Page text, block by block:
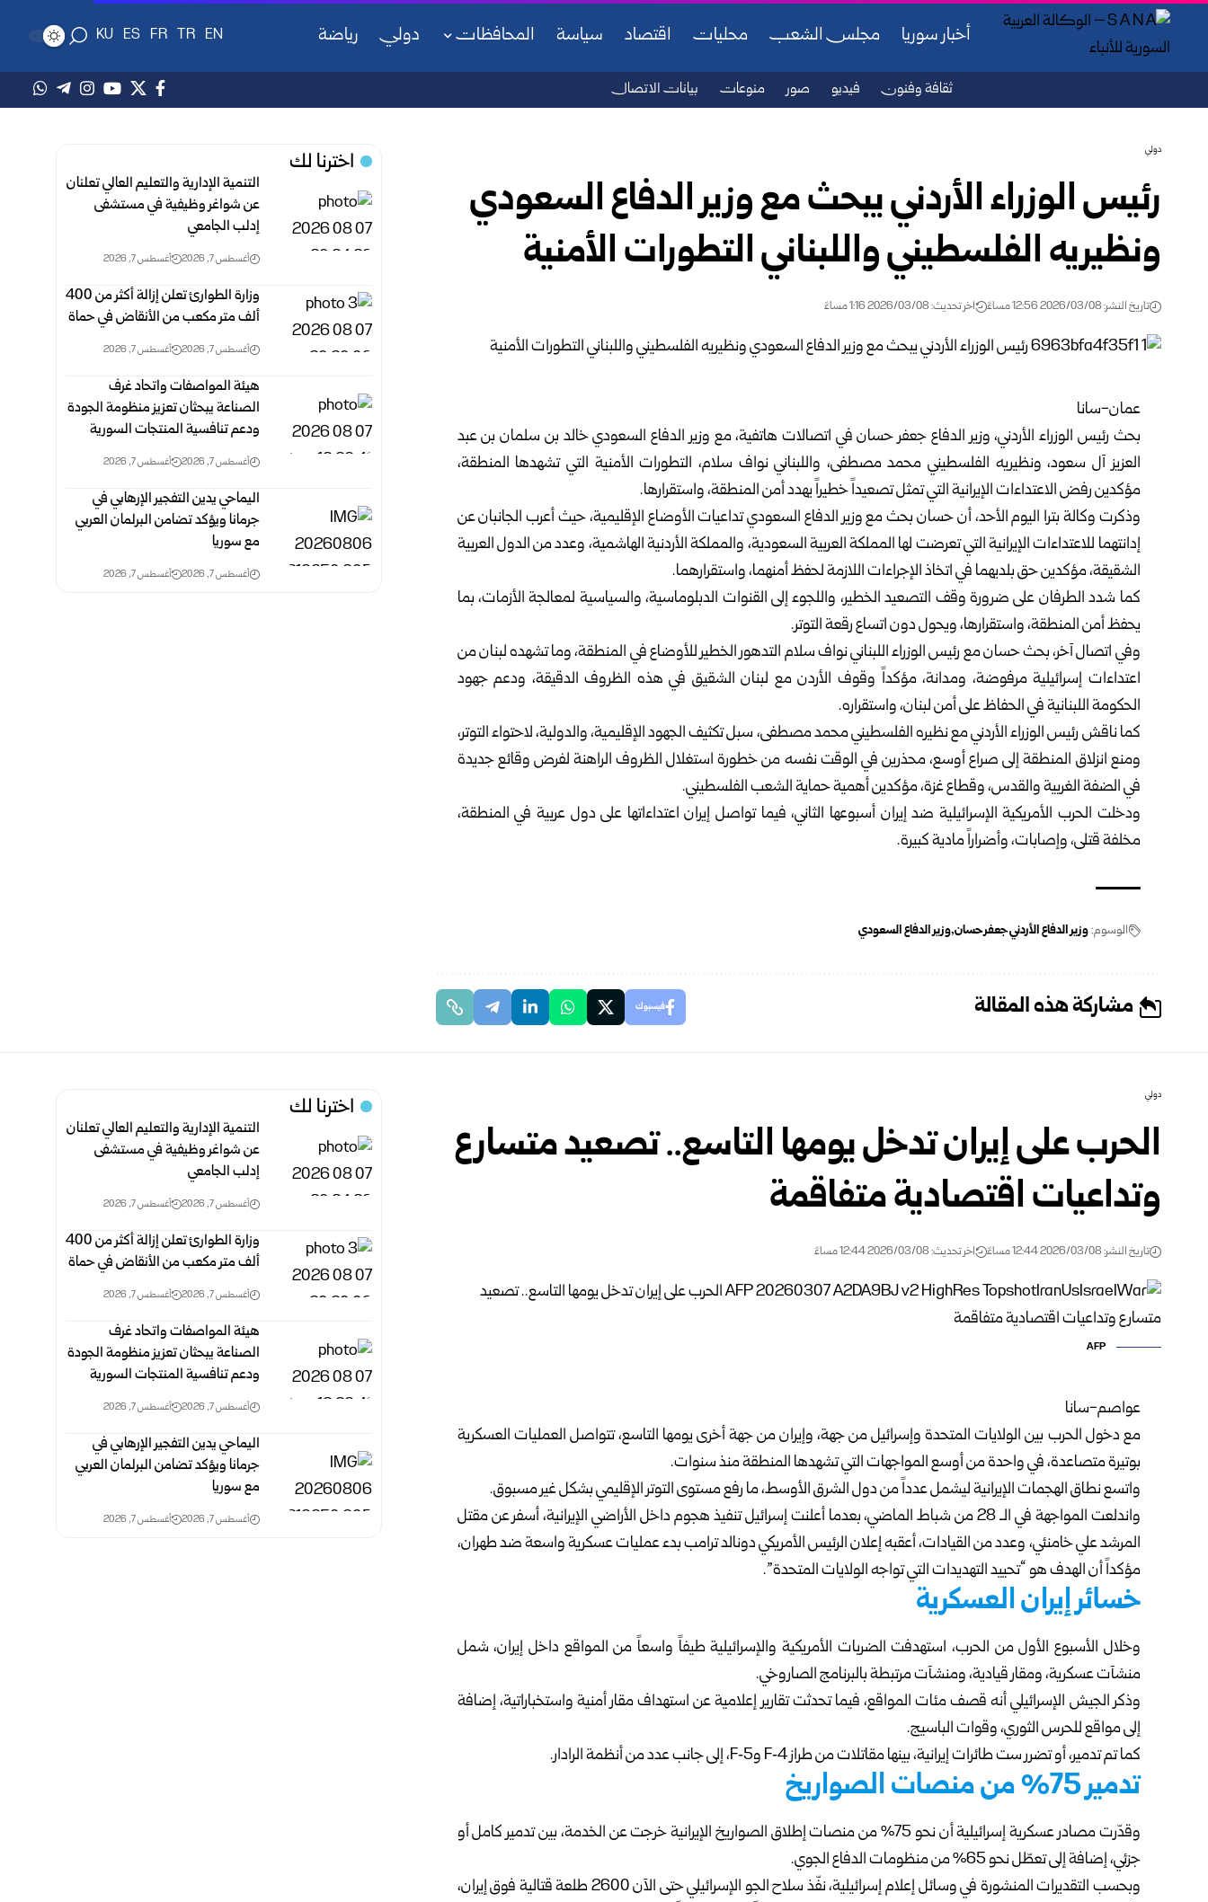
أخبار سوريا مجلس الشعب محليات اقتصاد سياسة المحافظات دولي رياضة EN
TR
FR
ES
KU
ثقافة وفنون فيديو صور منوعات بيانات الاتصال
دولي
رئيس الوزراء الأردني يبحث مع وزير الدفاع السعودي
ونظيريه الفلسطيني واللبناني التطورات الأمنية
تاريخ النشر: 2026/03/08 12:56 مساءً اخر تحديث: 2026/03/08 1:16 مساءً
عمان-سانا
بحث رئيس الوزراء الأردني، وزير الدفاع جعفر حسان في اتصالات هاتفية، مع وزير الدفاع السعودي خالد بن سلمان بن عبد
العزيز آل سعود، ونظيريه الفلسطيني محمد مصطفى، واللبناني نواف سلام، التطورات الأمنية التي تشهدها المنطقة،
مؤكدين رفض الاعتداءات الإيرانية التي تمثل تصعيداً خطيراً يهدد أمن المنطقة، واستقرارها.
وذكرت وكالة بترا اليوم الأحد، أن حسان بحث مع وزير الدفاع السعودي تداعيات الأوضاع الإقليمية، حيث أعرب الجانبان عن
إدانتهما للاعتداءات الإيرانية التي تعرضت لها المملكة العربية السعودية، والمملكة الأردنية الهاشمية، وعدد من الدول العربية
الشقيقة، مؤكدين حق بلديهما في اتخاذ الإجراءات اللازمة لحفظ أمنهما، واستقرارهما.
كما شدد الطرفان على ضرورة وقف التصعيد الخطير، واللجوء إلى القنوات الدبلوماسية، والسياسية لمعالجة الأزمات، بما
يحفظ أمن المنطقة، واستقرارها، ويحول دون اتساع رقعة التوتر.
وفي اتصال آخر، بحث حسان مع رئيس الوزراء اللبناني نواف سلام التدهور الخطير للأوضاع في المنطقة، وما تشهده لبنان من
اعتداءات إسرائيلية مرفوضة، ومدانة، مؤكداً وقوف الأردن مع لبنان الشقيق في هذه الظروف الدقيقة، ودعم جهود
الحكومة اللبنانية في الحفاظ على أمن لبنان، واستقراره.
كما ناقش رئيس الوزراء الأردني مع نظيره الفلسطيني محمد مصطفى، سبل تكثيف الجهود الإقليمية، والدولية، لاحتواء التوتر،
ومنع انزلاق المنطقة إلى صراع أوسع، محذرين في الوقت نفسه من خطورة استغلال الظروف الراهنة لفرض وقائع جديدة
في الضفة الغربية والقدس، وقطاع غزة، مؤكدين أهمية حماية الشعب الفلسطيني.
ودخلت الحرب الأمريكية الإسرائيلية ضد إيران أسبوعها الثاني، فيما تواصل إيران اعتداءاتها على دول عربية في المنطقة،
مخلفة قتلى، وإصابات، وأضراراً مادية كبيرة.
الوسوم:وزير الدفاع الأردني جعفر حسان وزير الدفاع السعودي
مشاركة هذه المقالة فيسبوك
اخترنا لك
التنمية الإدارية والتعليم العالي تعلنان
عن شواغر وظيفية في مستشفى
إدلب الجامعي
أغسطس 7, 2026 أغسطس 7, 2026
وزارة الطوارئ تعلن إزالة أكثر من 400
ألف متر مكعب من الأنقاض في ‏حماة ‏
أغسطس 7, 2026 أغسطس 7, 2026
هيئة المواصفات واتحاد غرف
الصناعة يبحثان تعزيز منظومة الجودة
ودعم تنافسية المنتجات السورية
أغسطس 7, 2026 أغسطس 7, 2026
اليماحي يدين التفجير الإرهابي في
جرمانا ويؤكد تضامن البرلمان العربي
مع سوريا
أغسطس 7, 2026 أغسطس 7, 2026
دولي
الحرب على إيران تدخل يومها التاسع.. تصعيد متسارع
وتداعيات اقتصادية متفاقمة
تاريخ النشر: 2026/03/08 12:44 مساءً اخر تحديث: 2026/03/08 12:44 مساءً
AFP
عواصم-سانا
مع دخول الحرب بين الولايات المتحدة وإسرائيل من جهة، وإيران من جهة أخرى يومها التاسع، تتواصل العمليات العسكرية
بوتيرة متصاعدة، في واحدة من أوسع المواجهات التي تشهدها المنطقة منذ سنوات.
واتسع نطاق الهجمات الإيرانية ليشمل عدداً من دول الشرق الأوسط، ما رفع مستوى التوتر الإقليمي بشكل غير مسبوق.
واندلعت المواجهة في الـ 28 من شباط الماضي، بعدما أعلنت إسرائيل تنفيذ هجوم داخل الأراضي الإيرانية، أسفر عن مقتل
المرشد علي خامنئي، وعدد من القيادات، أعقبه إعلان الرئيس الأمريكي دونالد ترامب بدء عمليات عسكرية واسعة ضد طهران،
مؤكداً أن الهدف هو “تحييد التهديدات التي تواجه الولايات المتحدة”.
خسائر إيران العسكرية
وخلال الأسبوع الأول من الحرب، استهدفت الضربات الأمريكية والإسرائيلية طيفاً واسعاً من المواقع داخل إيران، شمل
منشآت عسكرية، ومقار قيادية، ومنشآت مرتبطة بالبرنامج الصاروخي.
وذكر الجيش الإسرائيلي أنه قصف مئات المواقع، فيما تحدثت تقارير إعلامية عن استهداف مقار أمنية واستخباراتية، إضافة
إلى مواقع للحرس الثوري، وقوات الباسيج.
كما تم تدمير، أو تضرر ست طائرات إيرانية، بينها مقاتلات من طراز F‑4 وF‑5، إلى جانب عدد من أنظمة الرادار.
تدمير 75% من منصات الصواريخ
وقدّرت مصادر عسكرية إسرائيلية أن نحو 75% من منصات إطلاق الصواريخ الإيرانية خرجت عن الخدمة، بين تدمير كامل أو
جزئي، إضافة إلى تعطّل نحو 65% من منظومات الدفاع الجوي.
وبحسب التقديرات المنشورة في وسائل إعلام إسرائيلية، نفّذ سلاح الجو الإسرائيلي حتى الآن 2600 طلعة قتالية فوق إيران،
اخترنا لك
التنمية الإدارية والتعليم العالي تعلنان
عن شواغر وظيفية في مستشفى
إدلب الجامعي
أغسطس 7, 2026 أغسطس 7, 2026
وزارة الطوارئ تعلن إزالة أكثر من 400
ألف متر مكعب من الأنقاض في ‏حماة ‏
أغسطس 7, 2026 أغسطس 7, 2026
هيئة المواصفات واتحاد غرف
الصناعة يبحثان تعزيز منظومة الجودة
ودعم تنافسية المنتجات السورية
أغسطس 7, 2026 أغسطس 7, 2026
اليماحي يدين التفجير الإرهابي في
جرمانا ويؤكد تضامن البرلمان العربي
مع سوريا
أغسطس 7, 2026 أغسطس 7, 2026